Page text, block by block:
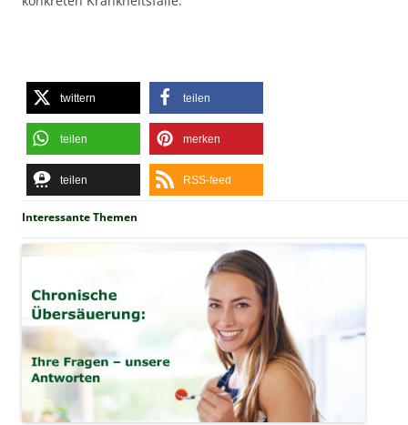
twittern teilen
teilen merken
teilen RSS-feed
Interessante Themen